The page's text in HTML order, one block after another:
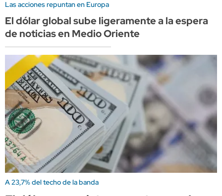
Las acciones repuntan en Europa
El dólar global sube ligeramente a la espera
de noticias en Medio Oriente
A 23,7% del techo de la banda